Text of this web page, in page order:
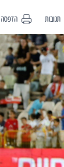
תגובות הדפסה